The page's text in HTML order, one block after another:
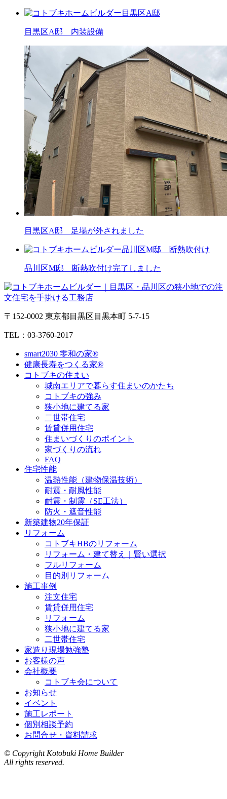
目黒区A邸 内装設備
目黒区A邸 足場が外されました
品川区M邸 断熱吹付け完了しました
〒152-0002 東京都目黒区目黒本町 5-7-15
TEL：03-3760-2017
smart2030 零和の家®
健康長寿をつくる家®
コトブキの住まい
城南エリアで暮らす住まいのかたち
コトブキの強み
狭小地に建てる家
二世帯住宅
賃貸併用住宅
住まいづくりのポイント
家づくりの流れ
FAQ
住宅性能
温熱性能（建物保温技術）
耐震・耐風性能
耐震・制震（SE工法）
防火・遮音性能
新築建物20年保証
リフォーム
コトブキHBのリフォーム
リフォーム・建て替え｜賢い選択
フルリフォーム
目的別リフォーム
施工事例
注文住宅
賃貸併用住宅
リフォーム
狭小地に建てる家
二世帯住宅
家造り現場勉強塾
お客様の声
会社概要
コトブキ会について
お知らせ
イベント
施工レポート
個別相談予約
お問合せ・資料請求
© Copyright Kotobuki Home Builder
All rights reserved.